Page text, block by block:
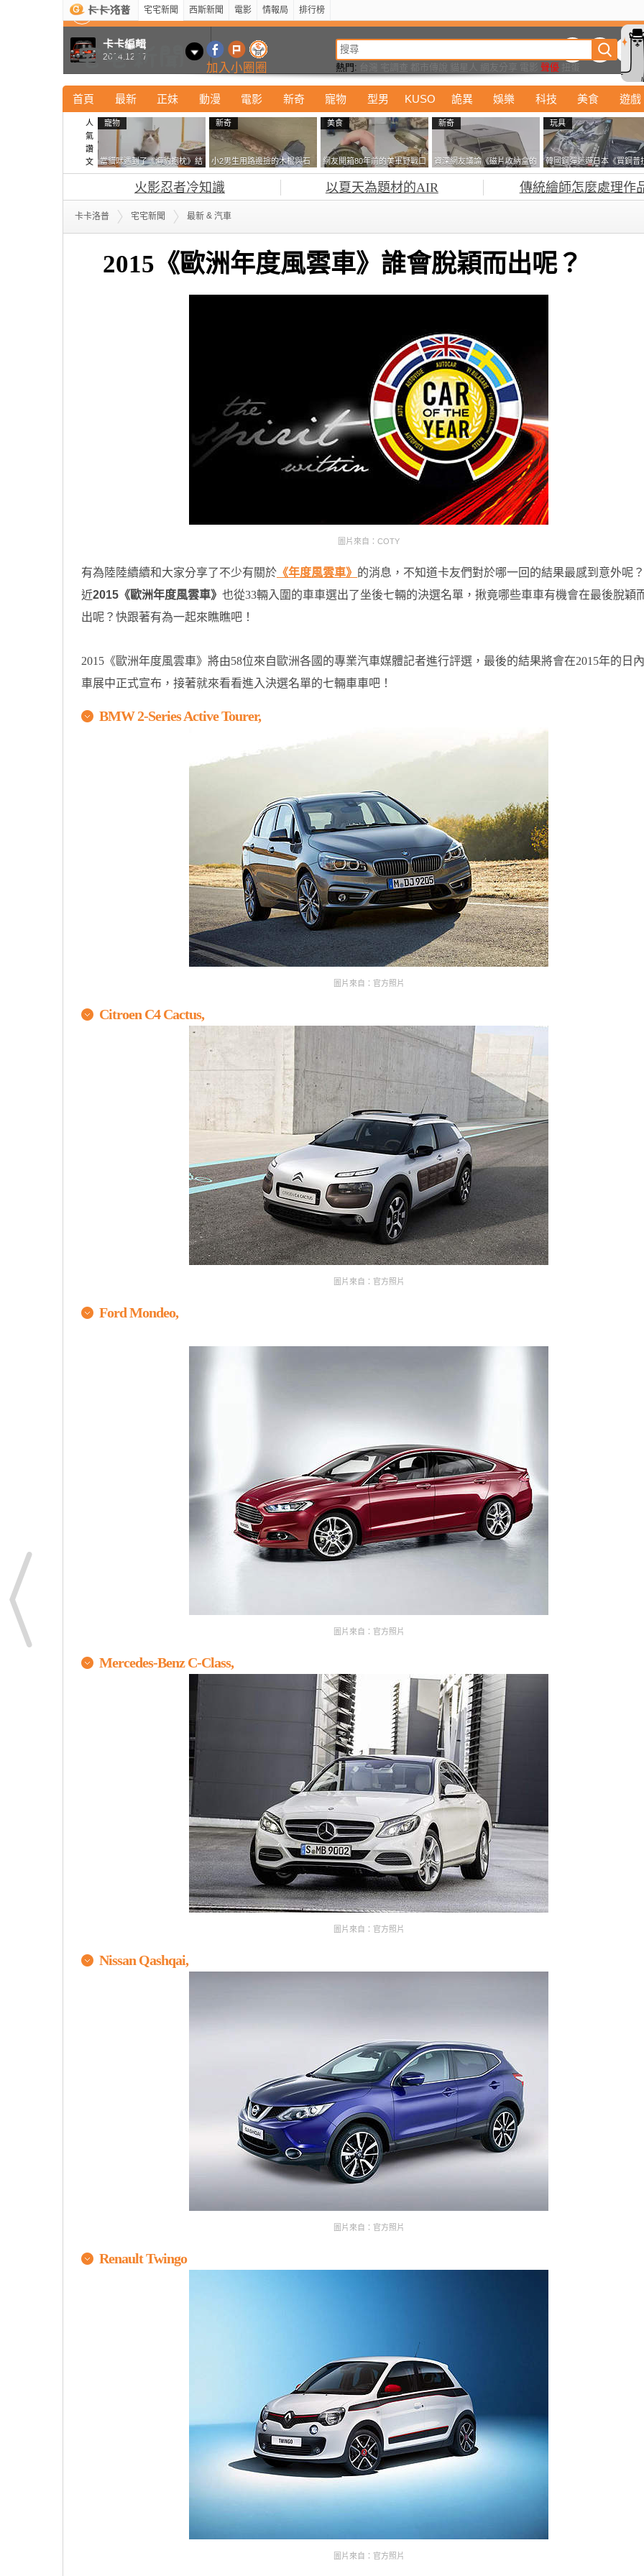
宅宅新聞 西斯新聞 電影 情報局 排行榜
加入小圈圈 熱門: 聲優
首頁 最新 正妹 動漫 電影 新奇 寵物 型男 KUSO 詭異 娛樂 科技 美食 遊戲
人
氣
讚
文
寵物
當貓咪遇到了《海豹抱枕》結
果玩了10天後，海豹一整個走
鐘笑翻網友
新奇
小2男生用路邊撿的木棍與石
頭做成了《石斧》馬麻打開書
包嚇一跳怎麼會有這種東
西！？
美食
網友開箱80年前的美軍野戰口
糧 罐頭本身保存良好，但裡
面的味道...
新奇
資深網友議論《磁片收納盒的
鎖有什麼用》想偷的話整盒拿
走不就好了嗎？
玩具
韓國鋼彈迷遊日本《買鋼普
塞不進行李箱》網友們集思
益提供解方了……
火影忍者冷知識 以夏天為題材的AIR 傳統繪師怎麼處理作
卡卡洛普 宅宅新聞 最新 & 汽車
2015《歐洲年度風雲車》誰會脫穎而出呢？
最新 新奇 正妹 寵物 型男 Kuso 科技 動漫
卡卡編輯
2014.12.17
圖片來自：COTY
有為陸陸續續和大家分享了不少有關於 《年度風雲車》 的消息，不知道卡友們對於哪一回的結果最感到意外呢
近2015《歐洲年度風雲車》 也從33輛入圍的車車選出了坐後七輛的決選名單，揪竟哪些車車有機會在最後脫穎
出呢？快跟著有為一起來瞧瞧吧！
2015《歐洲年度風雲車》將由58位來自歐洲各國的專業汽車媒體記者進行評選，最後的結果將會在2015年的日
車展中正式宣布，接著就來看看進入決選名單的七輛車車吧！
BMW 2-Series Active Tourer,
圖片來自：官方照片
Citroen C4 Cactus,
圖片來自：官方照片
Ford Mondeo,
圖片來自：官方照片
Mercedes-Benz C-Class,
圖片來自：官方照片
Nissan Qashqai,
圖片來自：官方照片
Renault Twingo
圖片來自：官方照片